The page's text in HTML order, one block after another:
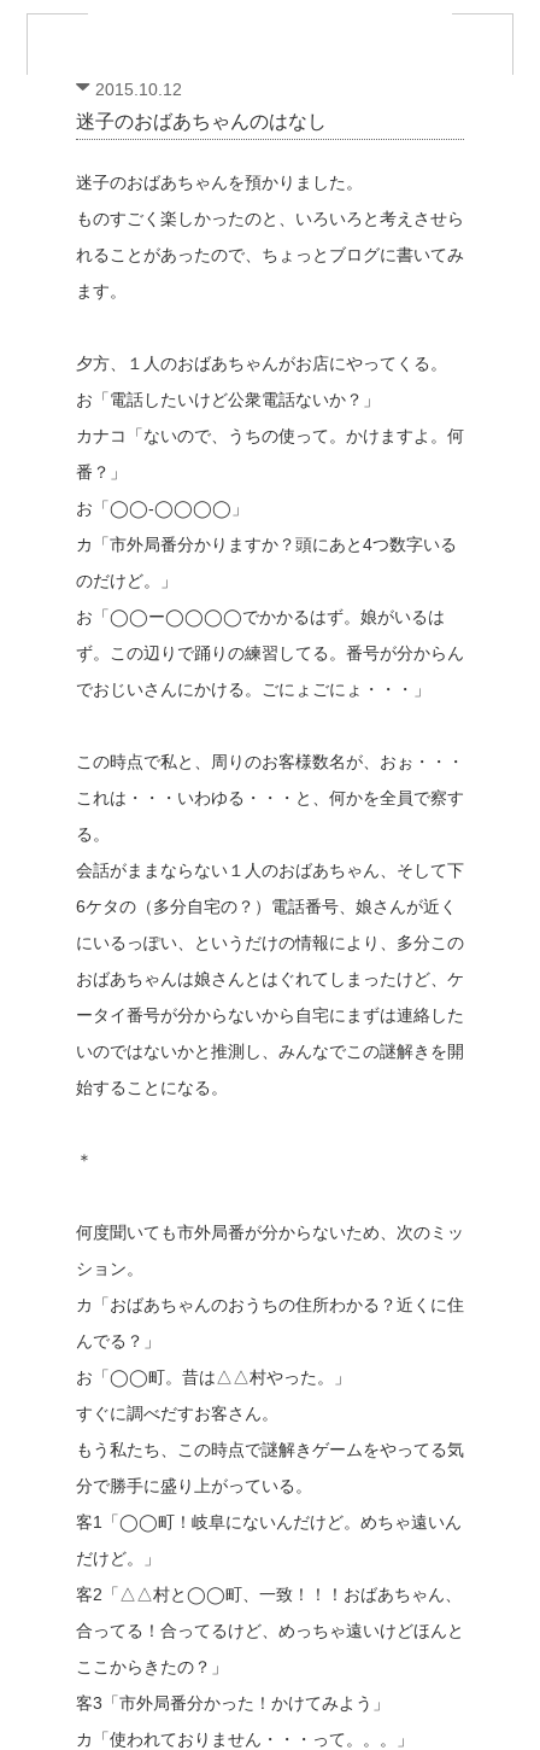
2015.10.12
迷子のおばあちゃんのはなし
迷子のおばあちゃんを預かりました。
ものすごく楽しかったのと、いろいろと考えさせら
れることがあったので、ちょっとブログに書いてみ
ます。
夕方、１人のおばあちゃんがお店にやってくる。
お「電話したいけど公衆電話ないか？」
カナコ「ないので、うちの使って。かけますよ。何
番？」
お「◯◯-◯◯◯◯」
カ「市外局番分かりますか？頭にあと4つ数字いる
のだけど。」
お「◯◯ー◯◯◯◯でかかるはず。娘がいるは
ず。この辺りで踊りの練習してる。番号が分からん
でおじいさんにかける。ごにょごにょ・・・」
この時点で私と、周りのお客様数名が、おぉ・・・
これは・・・いわゆる・・・と、何かを全員で察す
る。
会話がままならない１人のおばあちゃん、そして下
6ケタの（多分自宅の？）電話番号、娘さんが近く
にいるっぽい、というだけの情報により、多分この
おばあちゃんは娘さんとはぐれてしまったけど、ケ
ータイ番号が分からないから自宅にまずは連絡した
いのではないかと推測し、みんなでこの謎解きを開
始することになる。
＊
何度聞いても市外局番が分からないため、次のミッ
ション。
カ「おばあちゃんのおうちの住所わかる？近くに住
んでる？」
お「◯◯町。昔は△△村やった。」
すぐに調べだすお客さん。
もう私たち、この時点で謎解きゲームをやってる気
分で勝手に盛り上がっている。
客1「◯◯町！岐阜にないんだけど。めちゃ遠いん
だけど。」
客2「△△村と◯◯町、一致！！！おばあちゃん、
合ってる！合ってるけど、めっちゃ遠いけどほんと
ここからきたの？」
客3「市外局番分かった！かけてみよう」
カ「使われておりません・・・って。。。」